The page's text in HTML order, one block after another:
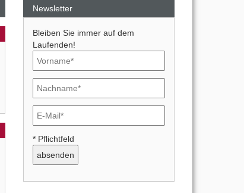
Newsletter
Bleiben Sie immer auf dem
Laufenden!
* Pflichtfeld